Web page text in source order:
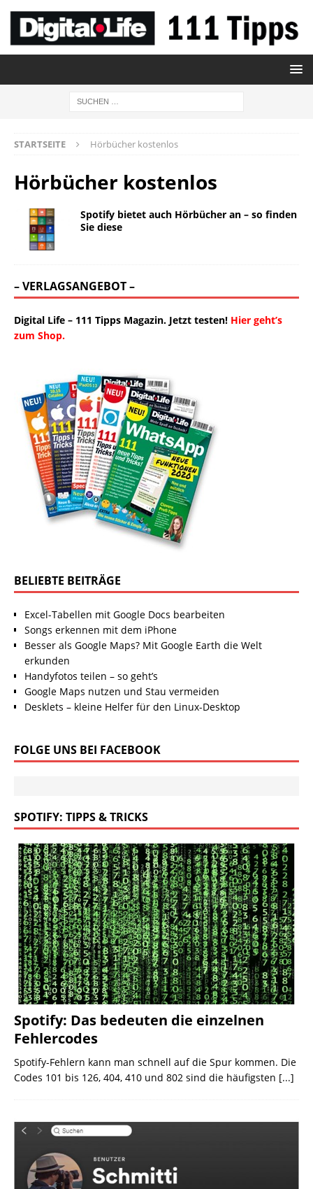
STARTSEITE Hörbücher kostenlos
Hörbücher kostenlos
Spotify bietet auch Hörbücher an – so finden
Sie diese
– VERLAGSANGEBOT –
Digital Life – 111 Tipps Magazin. Jetzt testen! Hier geht’s
zum Shop.
BELIEBTE BEITRÄGE
Excel-Tabellen mit Google Docs bearbeiten
Songs erkennen mit dem iPhone
Besser als Google Maps? Mit Google Earth die Welt
erkunden
Handyfotos teilen – so geht’s
Google Maps nutzen und Stau vermeiden
Desklets – kleine Helfer für den Linux-Desktop
FOLGE UNS BEI FACEBOOK
SPOTIFY: TIPPS & TRICKS
Spotify: Das bedeuten die einzelnen
Fehlercodes
Spotify-Fehlern kann man schnell auf die Spur kommen. Die
Codes 101 bis 126, 404, 410 und 802 sind die häufigsten [...]